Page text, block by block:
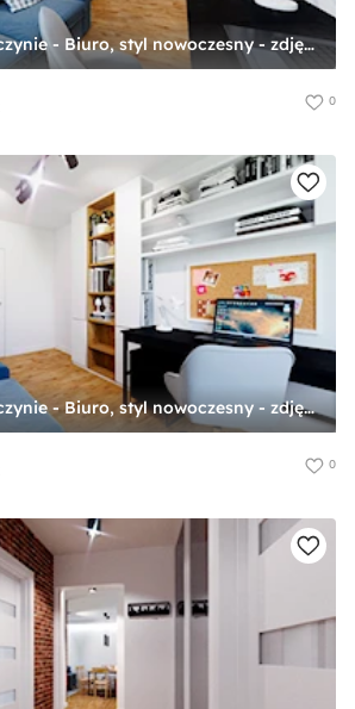
Mieszkanie w Pszczynie - Biuro, styl nowoczesny - zdjęcie od Karolina Żaczek
0
Mieszkanie w Pszczynie - Biuro, styl nowoczesny - zdjęcie od Karolina Żaczek
0